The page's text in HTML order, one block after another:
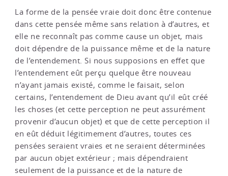
La forme de la pensée vraie doit donc être contenue
dans cette pensée même sans relation à d’autres, et
elle ne reconnaît pas comme cause un objet, mais
doit dépendre de la puissance même et de la nature
de l’entendement. Si nous supposions en effet que
l’entendement eût perçu quelque être nouveau
n’ayant jamais existé, comme le faisait, selon
certains, l’entendement de Dieu avant qu’il eût créé
les choses (et cette perception ne peut assurément
provenir d’aucun objet) et que de cette perception il
en eût déduit légitimement d’autres, toutes ces
pensées seraient vraies et ne seraient déterminées
par aucun objet extérieur ; mais dépendraient
seulement de la puissance et de la nature de